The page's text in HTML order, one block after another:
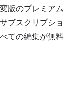
版のプレミアム
ブスクリプショ
ての編集が無料